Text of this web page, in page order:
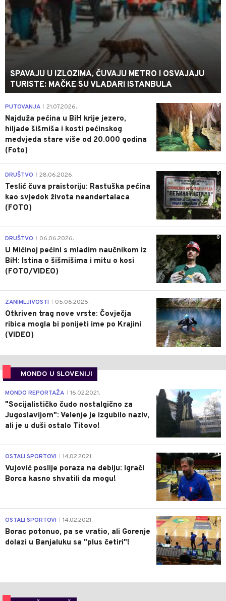
SPAVAJU U IZLOZIMA, ČUVAJU METRO I OSVAJAJU
TURISTE: MAČKE SU VLADARI ISTANBULA
0
PUTOVANJA 21.07.2026.
Najduža pećina u BiH krije jezero,
hiljade šišmiša i kosti pećinskog
medvjeda stare više od 20.000 godina
(Foto)
0
DRUŠTVO 28.06.2026.
Teslić čuva praistoriju: Rastuška pećina
kao svjedok života neandertalaca
(FOTO)
0
DRUŠTVO 06.06.2026.
U Mićinoj pećini s mladim naučnikom iz
BiH: Istina o šišmišima i mitu o kosi
(FOTO/VIDEO)
0
ZANIMLJIVOSTI 05.06.2026.
Otkriven trag nove vrste: Čovječja
ribica mogla bi ponijeti ime po Krajini
(VIDEO)
MONDO U SLOVENIJI
4
MONDO REPORTAŽA 16.02.2021.
"Socijalističko čudo nostalgično za
Jugoslavijom": Velenje je izgubilo naziv,
ali je u duši ostalo Titovo!
1
OSTALI SPORTOVI 14.02.2021.
Vujović poslije poraza na debiju: Igrači
Borca kasno shvatili da mogu!
3
OSTALI SPORTOVI 14.02.2021.
Borac potonuo, pa se vratio, ali Gorenje
dolazi u Banjaluku sa "plus četiri"!